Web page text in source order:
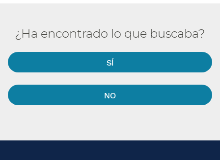
¿Ha encontrado lo que buscaba?​​
SÍ​​
NO​​